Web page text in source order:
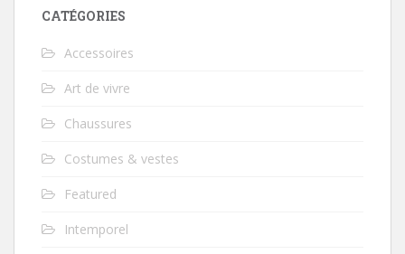
CATÉGORIES
Accessoires
Art de vivre
Chaussures
Costumes & vestes
Featured
Intemporel